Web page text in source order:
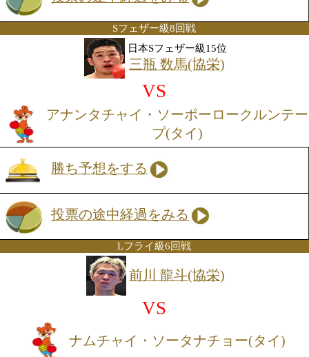
一気に世界へと道が拓けそうだ。
Sフライ級6回戦
高野 人母美(協栄)
VS
クラーブカーオ・ポープリーチ
勝ち予想をする
投票の途中経過をみる
Sフェザー級8回戦
三瓶 数馬(協栄)